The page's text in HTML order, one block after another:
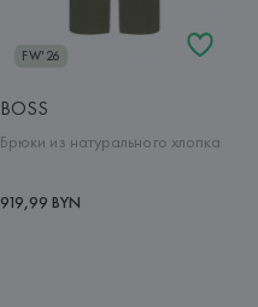
FW'26
BOSS
Брюки из натурального хлопка
919,99 BYN